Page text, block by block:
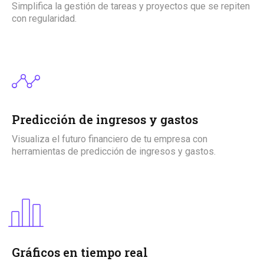
Simplifica la gestión de tareas y proyectos que se repiten
con regularidad.
Predicción de ingresos y gastos
Visualiza el futuro financiero de tu empresa con
herramientas de predicción de ingresos y gastos.
Gráficos en tiempo real